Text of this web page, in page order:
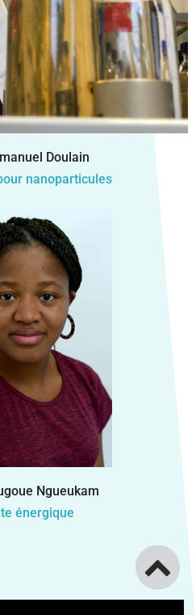
Doulain
nanoparticules
Ngueukam
énergique